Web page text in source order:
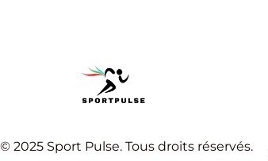
© 2025 Sport Pulse. Tous droits réservés.